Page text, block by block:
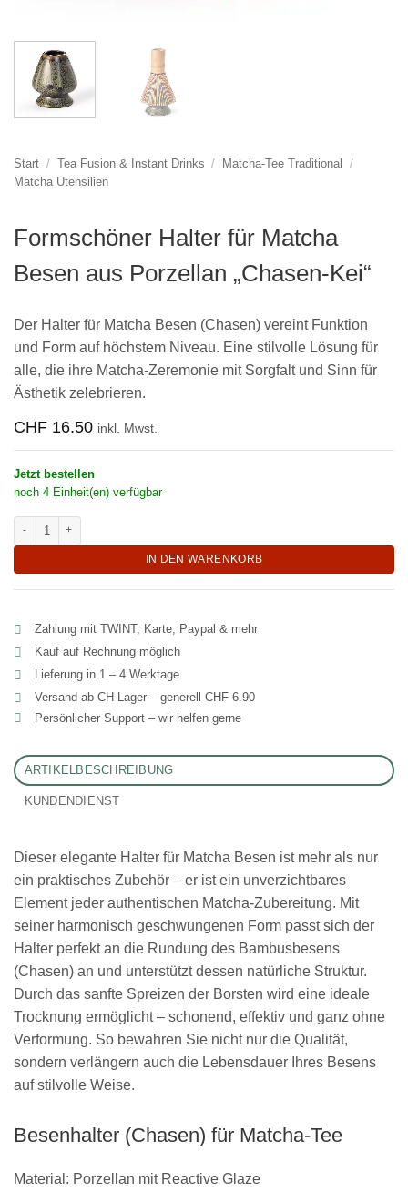
Start / Tea Fusion & Instant Drinks / Matcha-Tee Traditional
/
Matcha Utensilien
Formschöner Halter für Matcha
Besen aus Porzellan „Chasen-Kei“
Der Halter für Matcha Besen (Chasen) vereint Funktion
und Form auf höchstem Niveau. Eine stilvolle Lösung für
alle, die ihre Matcha-Zeremonie mit Sorgfalt und Sinn für
Ästhetik zelebrieren.
CHF 16.50 inkl. Mwst.
Jetzt bestellen
noch 4 Einheit(en) verfügbar
Formschöner Halter für Matcha Besen aus Porzellan "Chasen-Kei" Menge
IN DEN WARENKORB
Zahlung mit TWINT, Karte, Paypal & mehr
Kauf auf Rechnung möglich
Lieferung in 1 – 4 Werktage
Versand ab CH‑Lager – generell CHF 6.90
Persönlicher Support – wir helfen gerne
ARTIKELBESCHREIBUNG
KUNDENDIENST
Dieser elegante Halter für Matcha Besen ist mehr als nur
ein praktisches Zubehör – er ist ein unverzichtbares
Element jeder authentischen Matcha-Zubereitung. Mit
seiner harmonisch geschwungenen Form passt sich der
Halter perfekt an die Rundung des Bambusbesens
(Chasen) an und unterstützt dessen natürliche Struktur.
Durch das sanfte Spreizen der Borsten wird eine ideale
Trocknung ermöglicht – schonend, effektiv und ganz ohne
Verformung. So bewahren Sie nicht nur die Qualität,
sondern verlängern auch die Lebensdauer Ihres Besens
auf stilvolle Weise.
Besenhalter (Chasen) für Matcha-Tee
Material: Porzellan mit Reactive Glaze